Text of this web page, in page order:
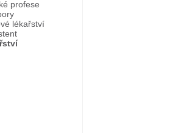
profese
lékařství